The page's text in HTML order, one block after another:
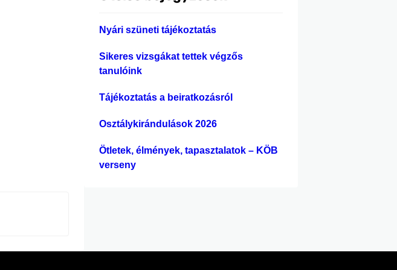
Nyári szüneti tájékoztatás
Sikeres vizsgákat tettek végzős
tanulóink
Tájékoztatás a beiratkozásról
Osztálykirándulások 2026
Ötletek, élmények, tapasztalatok – KÖB
verseny